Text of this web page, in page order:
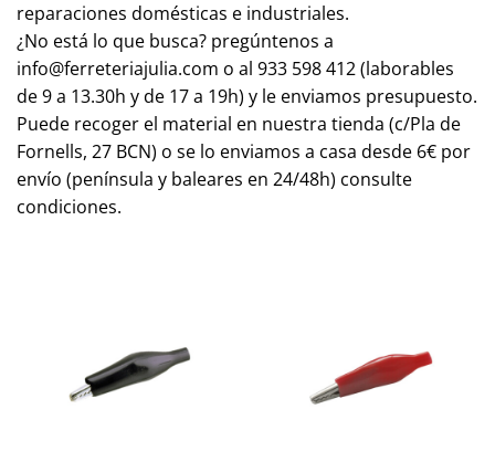
reparaciones domésticas e industriales.
¿No está lo que busca? pregúntenos a
info@ferreteriajulia.com o al 933 598 412 (laborables
de 9 a 13.30h y de 17 a 19h) y le enviamos presupuesto.
Puede recoger el material en nuestra tienda (c/Pla de
Fornells, 27 BCN) o se lo enviamos a casa desde 6€ por
envío (península y baleares en 24/48h) consulte
condiciones.